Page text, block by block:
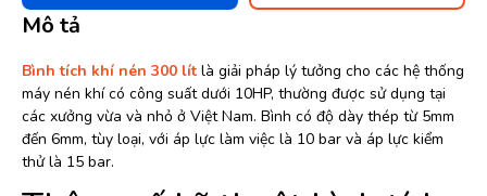
Mô tả
Bình tích khí nén 300 lít là giải pháp lý tưởng cho các hệ thống
máy nén khí có công suất dưới 10HP, thường được sử dụng tại
các xưởng vừa và nhỏ ở Việt Nam. Bình có độ dày thép từ 5mm
đến 6mm, tùy loại, với áp lực làm việc là 10 bar và áp lực kiểm
thử là 15 bar.